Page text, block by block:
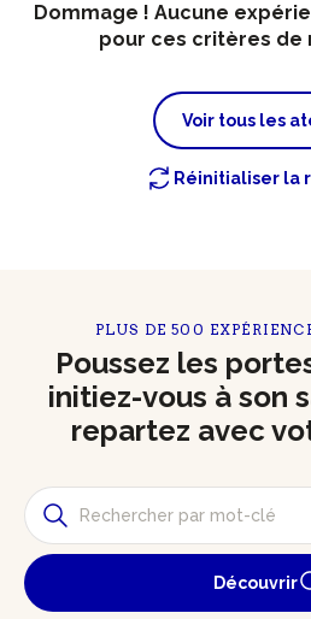
Dommage ! Aucune
pour ces critères de
Voir tous les
Réinitialiser la
PLUS DE 500
Poussez les
initiez-vous à son
repartez avec
Découvrir